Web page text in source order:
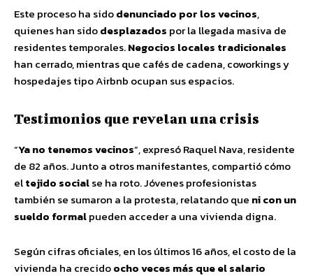
Este proceso ha sidodenunciado por los vecinos,
quienes han sidodesplazados por la llegada masiva de
residentes temporales.Negocios locales tradicionales
han cerrado, mientras que cafés de cadena, coworkings y
hospedajes tipo Airbnb ocupan sus espacios.
Testimonios que revelan una crisis
“Ya no tenemos vecinos”, expresó Raquel Nava, residente
de 82 años. Junto a otros manifestantes, compartió cómo
eltejido socialse ha roto. Jóvenes profesionistas
también se sumaron a la protesta, relatando que ni con un
sueldo formalpueden acceder a una vivienda digna.
Según cifras oficiales, en los últimos 16 años, el costo de la
vivienda ha crecidoocho veces más que el salario